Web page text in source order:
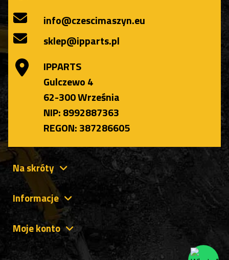
info@czescimaszyn.eu
sklep@ipparts.pl
IPPARTS
Gulczewo 4
62-300 Września
NIP: 8992887363
REGON: 387286605
Na skróty
Informacje
Moje konto